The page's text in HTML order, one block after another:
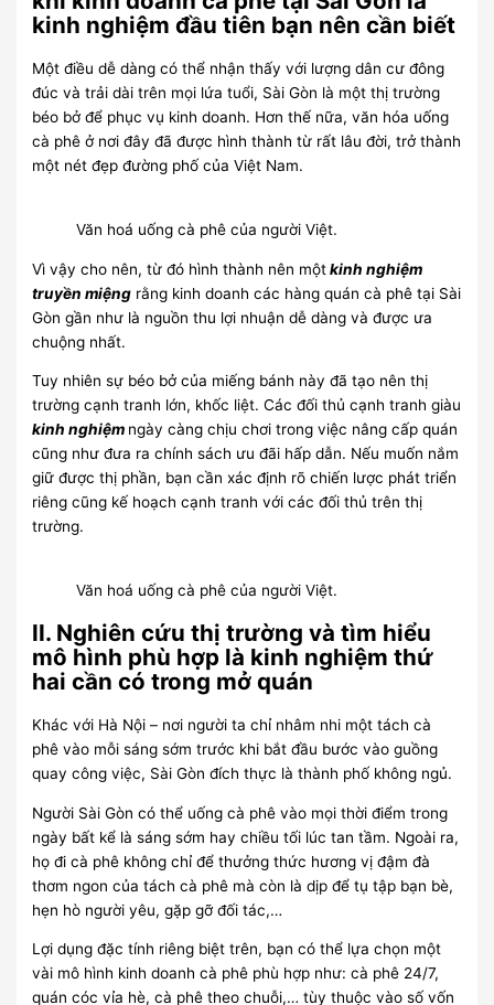
kinh nghiệm đầu tiên bạn nên cần biết
Một điều dễ dàng có thể nhận thấy với lượng dân cư đông
đúc và trải dài trên mọi lứa tuổi, Sài Gòn là một thị trường
béo bở để phục vụ kinh doanh. Hơn thế nữa, văn hóa uống
cà phê ở nơi đây đã được hình thành từ rất lâu đời, trở thành
một nét đẹp đường phố của Việt Nam.
Văn hoá uống cà phê của người Việt.
Vì vậy cho nên, từ đó hình thành nên mộtkinh nghiệm
truyền miệng rằng kinh doanh các hàng quán cà phê tại Sài
Gòn gần như là nguồn thu lợi nhuận dễ dàng và được ưa
chuộng nhất.
Tuy nhiên sự béo bở của miếng bánh này đã tạo nên thị
trường cạnh tranh lớn, khốc liệt. Các đối thủ cạnh tranh giàu
kinh nghiệm ngày càng chịu chơi trong việc nâng cấp quán
cũng như đưa ra chính sách ưu đãi hấp dẫn. Nếu muốn nắm
giữ được thị phần, bạn cần xác định rõ chiến lược phát triển
riêng cũng kế hoạch cạnh tranh với các đối thủ trên thị
trường.
Văn hoá uống cà phê của người Việt.
II. Nghiên cứu thị trường và tìm hiểu
mô hình phù hợp là kinh nghiệm thứ
hai cần có trong mở quán
Khác với Hà Nội – nơi người ta chỉ nhâm nhi một tách cà
phê vào mỗi sáng sớm trước khi bắt đầu bước vào guồng
quay công việc, Sài Gòn đích thực là thành phố không ngủ.
Người Sài Gòn có thể uống cà phê vào mọi thời điểm trong
ngày bất kể là sáng sớm hay chiều tối lúc tan tầm. Ngoài ra,
họ đi cà phê không chỉ để thưởng thức hương vị đậm đà
thơm ngon của tách cà phê mà còn là dịp để tụ tập bạn bè,
hẹn hò người yêu, gặp gỡ đối tác,…
Lợi dụng đặc tính riêng biệt trên, bạn có thể lựa chọn một
vài mô hình kinh doanh cà phê phù hợp như: cà phê 24/7,
quán cóc vỉa hè, cà phê theo chuỗi,… tùy thuộc vào số vốn